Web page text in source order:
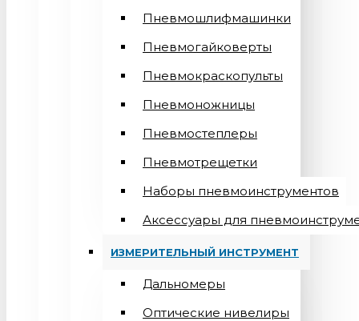
Пневмошлифмашинки
Пневмогайковерты
Пневмокраскопульты
Пневмоножницы
Пневмостеплеры
Пневмотрещетки
Наборы пневмоинструментов
Аксессуары для
ИЗМЕРИТЕЛЬНЫЙ ИНСТРУМЕНТ
Дальномеры
Оптические нивелиры